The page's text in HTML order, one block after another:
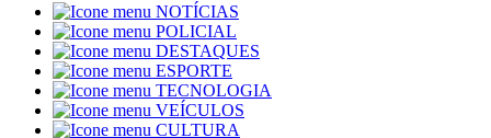
NOTÍCIAS
POLICIAL
DESTAQUES
ESPORTE
TECNOLOGIA
VEÍCULOS
CULTURA